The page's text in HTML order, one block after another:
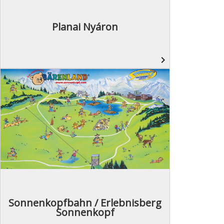
Planai Nyáron
navigate_next
Sonnenkopfbahn / Erlebnisberg
Sonnenkopf